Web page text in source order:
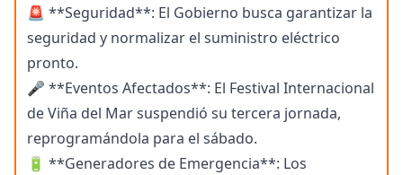
🚨 **Seguridad**: El Gobierno busca garantizar la
seguridad y normalizar el suministro eléctrico
pronto.
🎤 **Eventos Afectados**: El Festival Internacional
de Viña del Mar suspendió su tercera jornada,
reprogramándola para el sábado.
🔋 **Generadores de Emergencia**: Los